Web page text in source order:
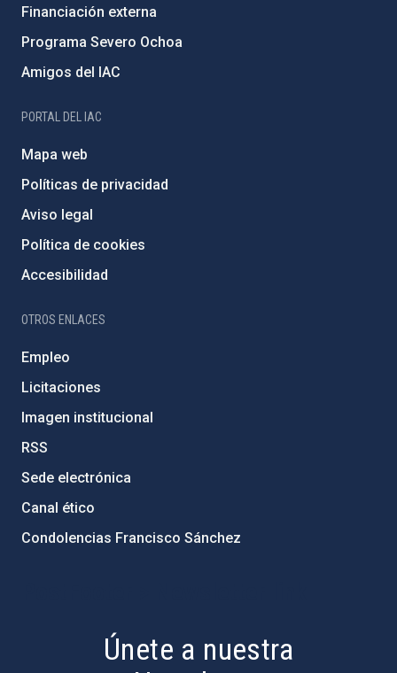
Financiación externa
Programa Severo Ochoa
Amigos del IAC
PORTAL DEL IAC
Mapa web
Políticas de privacidad
Aviso legal
Política de cookies
Accesibilidad
OTROS ENLACES
Empleo
Licitaciones
Imagen institucional
RSS
Sede electrónica
Canal ético
Condolencias Francisco Sánchez
Únete a nuestra